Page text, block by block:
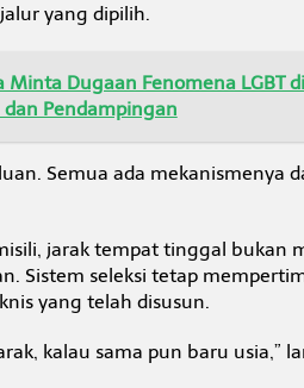
yang dipilih.
Minta Dugaan Fenomena LGBT
Pendampingan
Semua ada mekanismenya
jarak tempat tinggal bukan
Sistem seleksi tetap
yang telah disusun.
kalau sama pun baru usia,”